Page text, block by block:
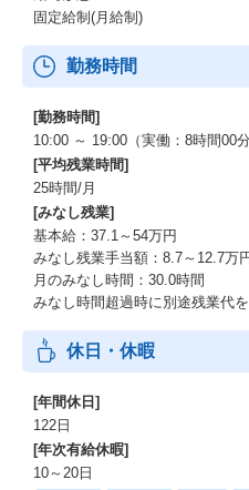
固定給制(月給制)
勤務時間
[勤務時間]
10:00 ～ 19:00（実働：8時間00
[平均残業時間]
25時間/月
[みなし残業]
基本給：37.1～54万円
みなし残業手当額：8.7～12.7万
月のみなし時間：30.0時間
みなし時間超過時に別途残業代
休日・休暇
[年間休日]
122日
[年次有給休暇]
10～20日